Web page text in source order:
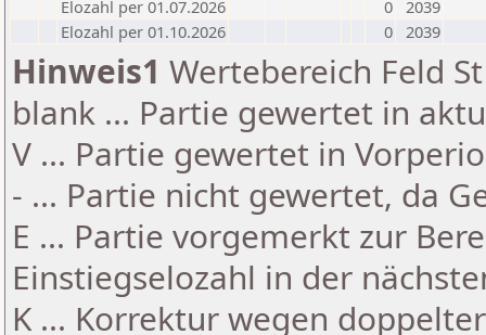
Elozahl per 01.07.2026
0 2039
Elozahl per 01.10.2026
0 2039
Hinweis1 Wertebereich Feld
blank ... Partie gewertet in
V ... Partie gewertet in
- ... Partie nicht gewertet, da
E ... Partie vorgemerkt zur
Einstiegselozahl in der
K ... Korrektur wegen